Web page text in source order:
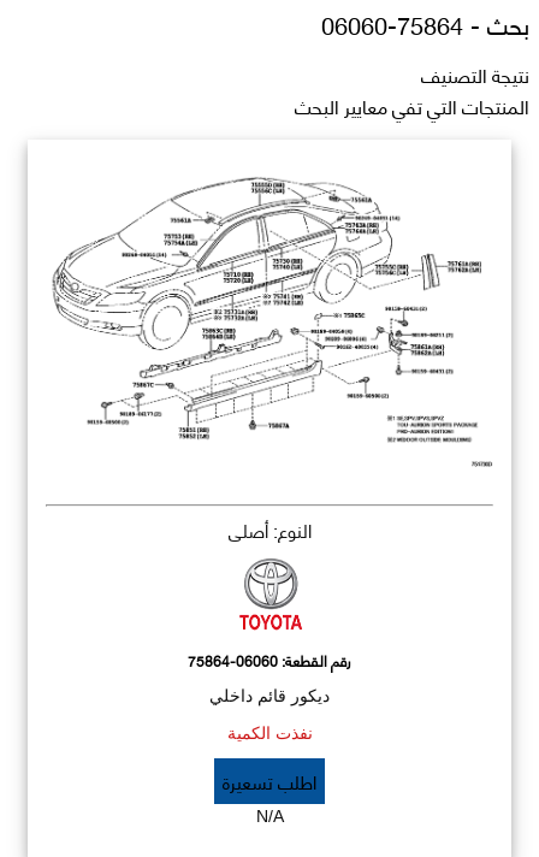
بحث -75864-06060
نتيجة التصنيف
المنتجات التي تفي معايير البحث
النوع: أصلي
رقم القطعة:75864-06060
ديكور قائم داخلي
نفذت الكمية
اطلب تسعيرة
N/A